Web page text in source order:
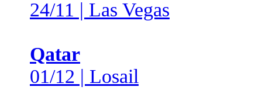
24/11 | Las Vegas
Qatar
01/12 | Losail